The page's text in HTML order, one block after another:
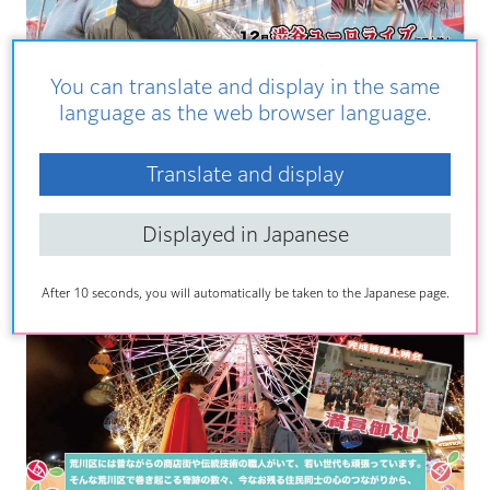
You can translate and display in the same
language as the web browser language.
Translate and display
Displayed in Japanese
After 10 seconds, you will automatically be taken to the Japanese page.
上映会チラシ（表）